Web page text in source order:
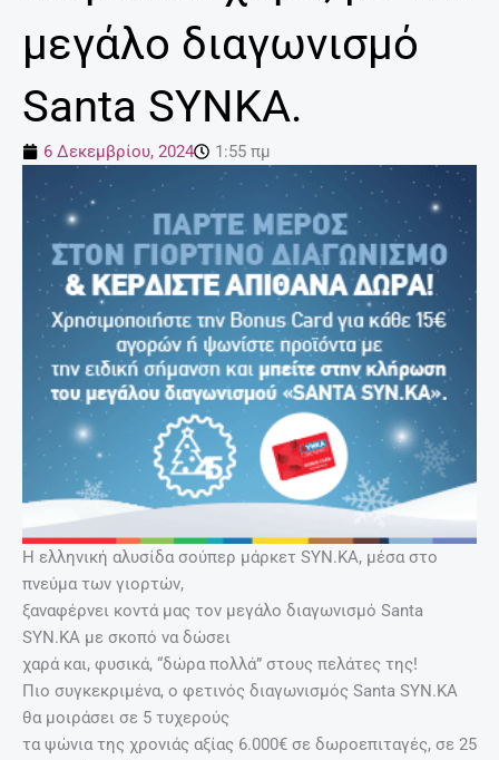
μεγάλο διαγωνισμό
Santa SYNKA.
6 Δεκεμβρίου, 2024 1:55 πμ
Η ελληνική αλυσίδα σούπερ μάρκετ SYN.KA, μέσα στο
πνεύμα των γιορτών,
ξαναφέρνει κοντά μας τον μεγάλο διαγωνισμό Santa
SYN.KA με σκοπό να δώσει
χαρά και, φυσικά, “δώρα πολλά” στους πελάτες της!
Πιο συγκεκριμένα, ο φετινός διαγωνισμός Santa SYN.KA
θα μοιράσει σε 5 τυχερούς
τα ψώνια της χρονιάς αξίας 6.000€ σε δωροεπιταγές, σε 25